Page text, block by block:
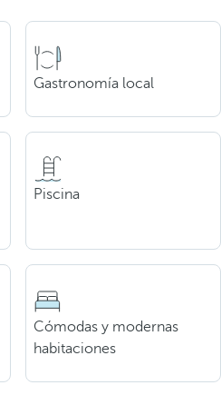
Gastronomía local
Piscina
Cómodas y modernas
habitaciones